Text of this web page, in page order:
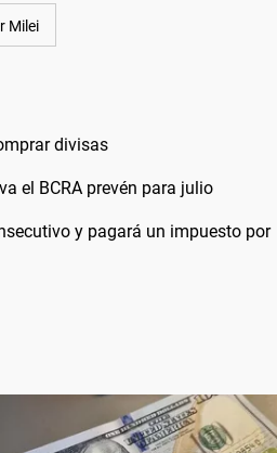
Milei
divisas
el BCRA prevén para julio
y pagará un impuesto por